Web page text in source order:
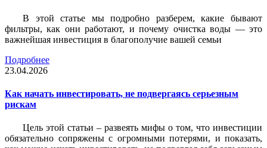
В этой статье мы подробно разберем, какие бывают
фильтры, как они работают, и почему очистка воды — это
важнейшая инвестиция в благополучие вашей семьи
Подробнее
23.04.2026
Как начать инвестировать, не подвергаясь серьезным
рискам
Цель этой статьи – развеять мифы о том, что инвестиции
обязательно сопряжены с огромными потерями, и показать,